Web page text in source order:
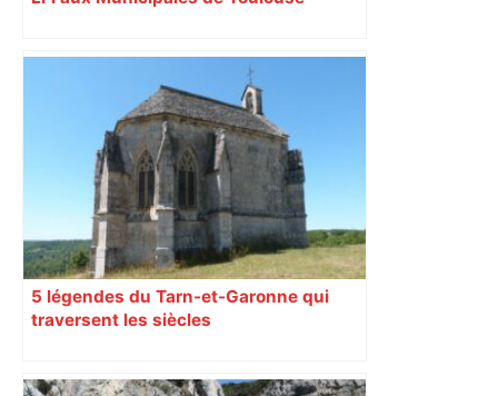
5 légendes du Tarn-et-Garonne qui
traversent les siècles